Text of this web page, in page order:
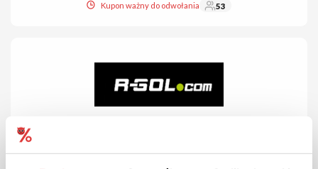
Kupon ważny do odwołania 53